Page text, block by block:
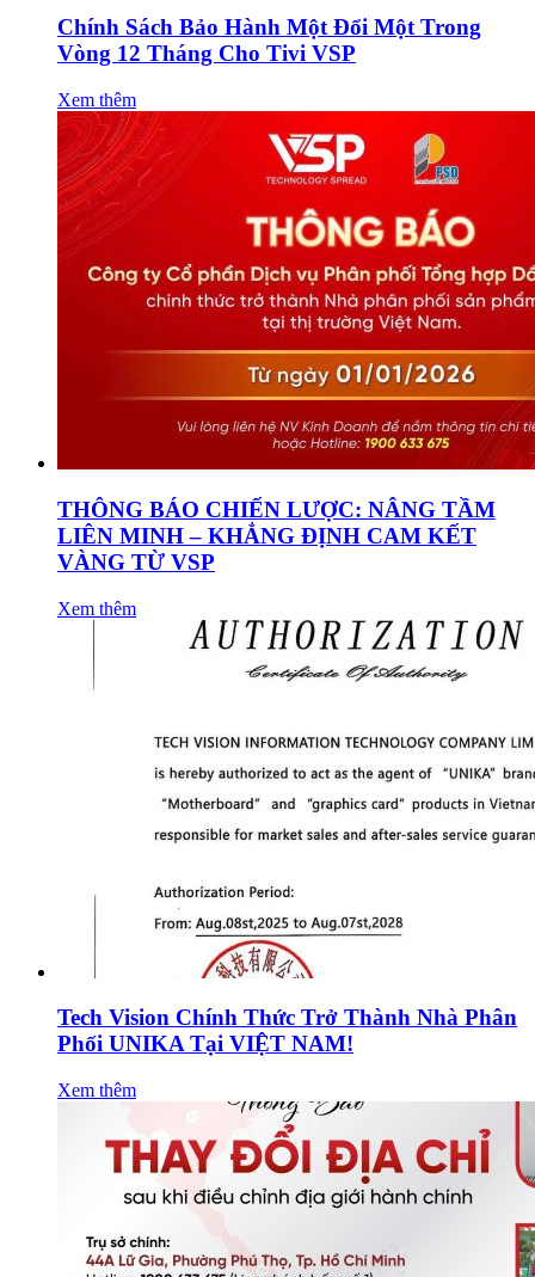
Chính Sách Bảo Hành Một Đổi Một Trong
Vòng 12 Tháng Cho Tivi VSP
Xem thêm
THÔNG BÁO CHIẾN LƯỢC: NÂNG TẦM
LIÊN MINH – KHẲNG ĐỊNH CAM KẾT
VÀNG TỪ VSP
Xem thêm
Tech Vision Chính Thức Trở Thành Nhà Phân
Phối UNIKA Tại VIỆT NAM!
Xem thêm